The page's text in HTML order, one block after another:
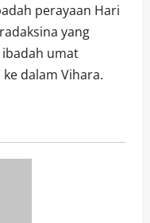
perayaan Hari
yang
umat
dalam Vihara.